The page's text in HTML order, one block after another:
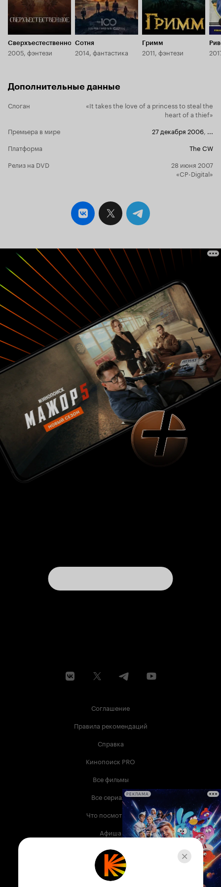
не мало.
хаппиэнд
сентиментальных
на мой
Сверхъестественное
2005, фэнтези
Сотня
2014, фантастика
Гримм
2011, фэнтези
Дополнительные данные
Слоган
«It takes the love of a princess to steal the
heart of a thief»
Премьера в мире
27 декабря 2006
Платформа
The CW
Релиз на DVD
28 июня 2007
«CP-Digital»
Соглашение
Правила рекомендаций
Справка
Кинопоиск PRO
Все фильмы
Все сериалы
Что посмотреть
Афиша
Музыка
Телепрограмма
РЕКЛАМА